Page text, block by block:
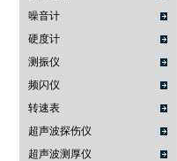
噪音计
硬度计
测振仪
频闪仪
转速表
超声波探伤仪
超声波测厚仪